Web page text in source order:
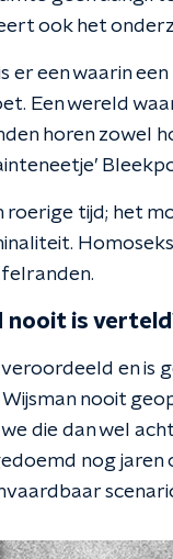
ook het
er een waarin
Een wereld
horen zowel
roerige tijd; het
nooit is
veroordeeld en
nooit
die dan wel
nog